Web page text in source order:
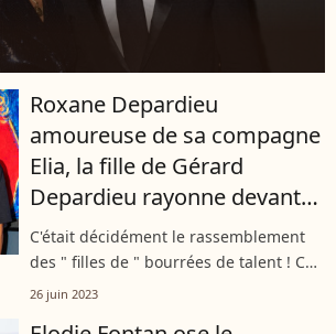
Roxane Depardieu
amoureuse de sa compagne
Elia, la fille de Gérard
Depardieu rayonne devant
sa célèbre maman
C'était décidément le rassemblement
des " filles de " bourrées de talent ! Ce
week-end, alors que le Longines Paris
26 juin 2023